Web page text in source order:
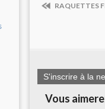
RAQUETTES
S'inscrire à la
Vous